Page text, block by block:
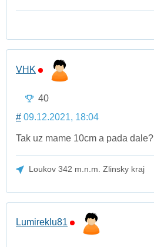
VHK
40
# 09.12.2021, 18:04
Tak uz mame 10cm a pada dale?
Loukov 342 m.n.m. Zlinsky kraj
Lumireklu81